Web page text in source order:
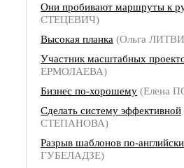
Они пробивают маршруты к
СТЕЦЕВИЧ)
Высокая планка (Ольга
Участник масштабных
ЕРМОЛАЕВА)
Бизнес по-хорошему (Елена
Сделать систему эффективной
СТЕПАНОВА)
Разрыв шаблонов по-английски
ГУБЕЛАДЗЕ)